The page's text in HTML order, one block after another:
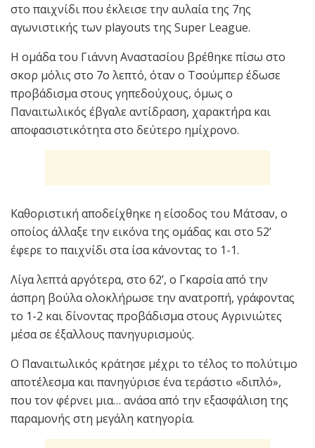
στο παιχνίδι που έκλεισε την αυλαία της 7ης
αγωνιστικής των playouts της Super League.
Η ομάδα του Γιάννη Αναστασίου βρέθηκε πίσω στο
σκορ μόλις στο 7ο λεπτό, όταν ο Τσούμπερ έδωσε
προβάδισμα στους γηπεδούχους, όμως ο
Παναιτωλικός έβγαλε αντίδραση, χαρακτήρα και
αποφασιστικότητα στο δεύτερο ημίχρονο.
Καθοριστική αποδείχθηκε η είσοδος του Μάτσαν, ο
οποίος άλλαξε την εικόνα της ομάδας και στο 52’
έφερε το παιχνίδι στα ίσα κάνοντας το 1-1.
Λίγα λεπτά αργότερα, στο 62’, ο Γκαρσία από την
άσπρη βούλα ολοκλήρωσε την ανατροπή, γράφοντας
το 1-2 και δίνοντας προβάδισμα στους Αγρινιώτες
μέσα σε έξαλλους πανηγυρισμούς.
Ο Παναιτωλικός κράτησε μέχρι το τέλος το πολύτιμο
αποτέλεσμα και πανηγύρισε ένα τεράστιο «διπλό»,
που τον φέρνει μια… ανάσα από την εξασφάλιση της
παραμονής στη μεγάλη κατηγορία.